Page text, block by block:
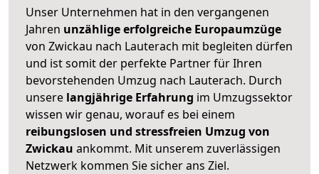
Unser Unternehmen hat in den vergangenen
Jahren unzählige erfolgreiche Europaumzüge
von Zwickau nach Lauterach mit begleiten dürfen
und ist somit der perfekte Partner für Ihren
bevorstehenden Umzug nach Lauterach. Durch
unsere langjährige Erfahrung im Umzugssektor
wissen wir genau, worauf es bei einem
reibungslosen und stressfreien Umzug von
Zwickau ankommt. Mit unserem zuverlässigen
Netzwerk kommen Sie sicher ans Ziel.